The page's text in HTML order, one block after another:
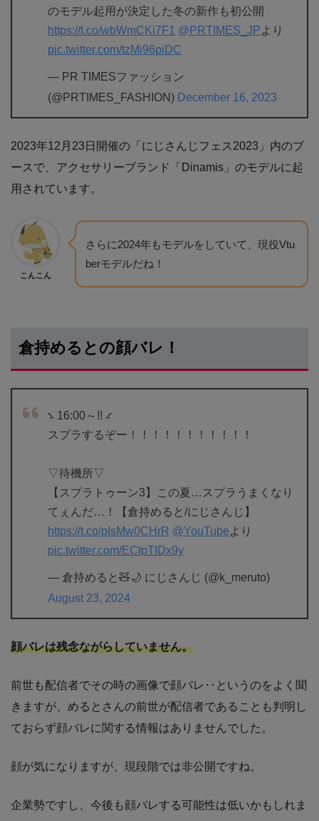
のモデル起用が決定した冬の新作も初公開
https://t.co/wbWmCKi7F1 @PRTIMES_JPより
pic.twitter.com/tzMi96piDC
— PR TIMESファッション
(@PRTIMES_FASHION) December 16, 2023
2023年12月23日開催の「にじさんじフェス2023」内のブ
ースで、アクセサリーブランド「Dinamis」のモデルに起
用されています。
こんこん
さらに2024年もモデルをしていて、現役Vtu
berモデルだね！
倉持めるとの顔バレ！
⳻ 16:00～!! ⳺
スプラするぞー！！！！！！！！！！！
▽待機所▽
【スプラトゥーン3】この夏…スプラうまくなり
てぇんだ…！【倉持めると/にじさんじ】
https://t.co/pIsMw0CHrR @YouTubeより
pic.twitter.com/ECtpTIDx9y
— 倉持めると🧸🌙 にじさんじ (@k_meruto)
August 23, 2024
顔バレは残念ながらしていません。
前世も配信者でその時の画像で顔バレ‥というのをよく聞
きますが、めるとさんの前世が配信者であることも判明し
ておらず顔バレに関する情報はありませんでした。
顔が気になりますが、現段階では非公開ですね。
企業勢ですし、今後も顔バレする可能性は低いかもしれま